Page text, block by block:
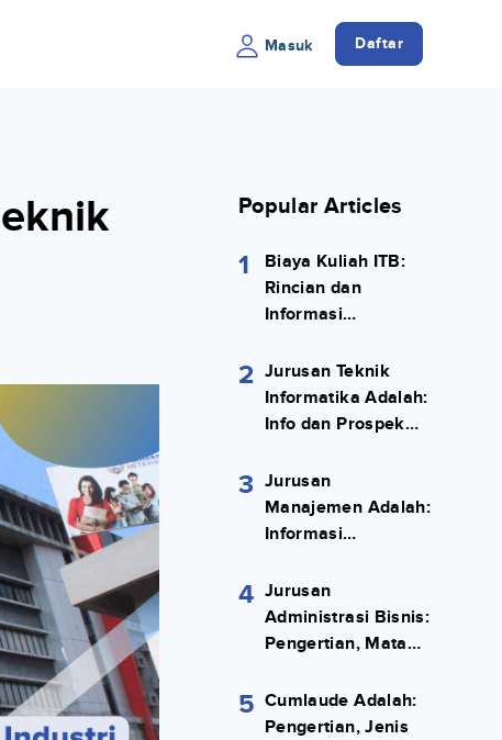
Masuk Daftar
Popular Articles
1
Biaya Kuliah ITB:
Rincian dan
Informasi
2 Jurusan Teknik
Informatika Adalah:
Info dan Prospek
3 Jurusan
Manajemen Adalah:
Informasi
4 Jurusan
Administrasi Bisnis:
Pengertian, Mata
Kerja Lengkap
5 Cumlaude Adalah:
Pengertian, Jenis